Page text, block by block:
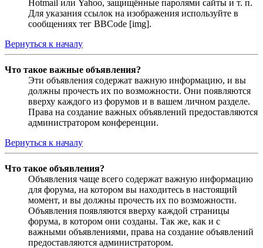
Hotmail или Yahoo, защищённые паролями сайты и т. п.
Для указания ссылок на изображения используйте в
сообщениях тег BBCode [img].
Вернуться к началу
Что такое важные объявления?
Эти объявления содержат важную информацию, и вы
должны прочесть их по возможности. Они появляются
вверху каждого из форумов и в вашем личном разделе.
Права на создание важных объявлений предоставляются
администратором конференции.
Вернуться к началу
Что такое объявления?
Объявления чаще всего содержат важную информацию
для форума, на котором вы находитесь в настоящий
момент, и вы должны прочесть их по возможности.
Объявления появляются вверху каждой страницы
форума, в котором они созданы. Так же, как и с
важными объявлениями, права на создание объявлений
предоставляются администратором.